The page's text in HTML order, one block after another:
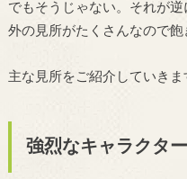
でもそうじゃない。それが
外の見所がたくさんなので飽
主な見所をご紹介していきま
強烈なキャラクター